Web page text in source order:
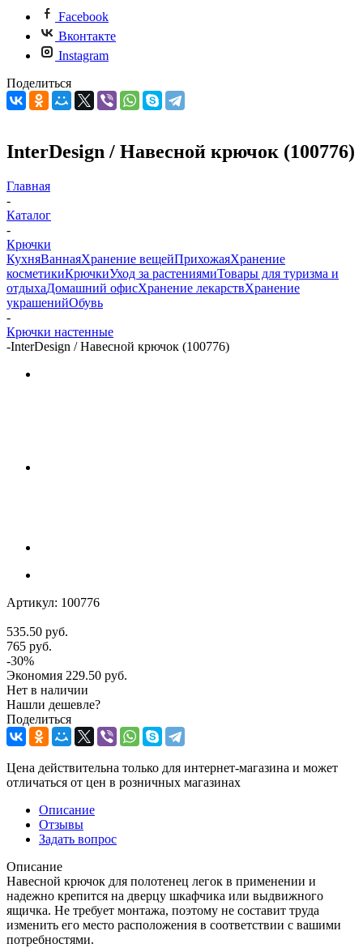
Facebook
Вконтакте
Instagram
Поделиться
InterDesign / Навесной крючок (100776)
Главная
-
Каталог
-
Крючки
КухняВаннаяХранение вещейПрихожаяХранение
косметикиКрючкиУход за растениямиТовары для туризма и
отдыхаДомашний офисХранение лекарствХранение
украшенийОбувь
-
Крючки настенные
-InterDesign / Навесной крючок (100776)
Артикул: 100776
535.50 руб.
765 руб.
-30%
Экономия 229.50 руб.
Нет в наличии
Нашли дешевле?
Поделиться
Цена действительна только для интернет-магазина и может
отличаться от цен в розничных магазинах
Описание
Отзывы
Задать вопрос
Описание
Навесной крючок для полотенец легок в применении и
надежно крепится на дверцу шкафчика или выдвижного
ящичка. Не требует монтажа, поэтому не составит труда
изменить его место расположения в соответствии с вашими
потребностями.